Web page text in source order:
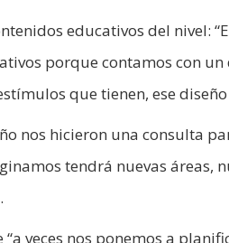
educativos del nivel:
porque contamos con
que tienen, ese
nos hicieron una consulta
tendrá nuevas áreas,
veces nos ponemos a